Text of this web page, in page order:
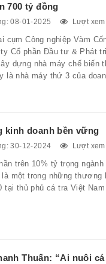
700 tỷ đồng
08-01-2025 Lượt
cụm Công nghiệp Vàm
Cổ phần Đầu tư & Phát
dựng nhà máy chế biến
là nhà máy thứ 3 của
kinh doanh bền vững
30-12-2024 Lượt
trên 10% tỷ trọng
là một trong những
tại thủ phủ cá tra Việt Nam
Thuấn: “Ai nuôi